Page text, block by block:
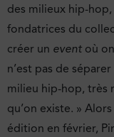
des milieux hip-
fondatrices du
créer un event où
n’est pas de
milieu hip-hop, très
qu’on existe. »
édition en février,